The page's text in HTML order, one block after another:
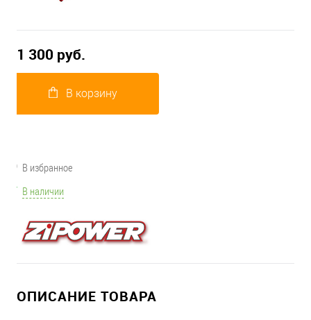
1 300 руб.
В корзину
В избранное
В наличии
ОПИСАНИЕ ТОВАРА